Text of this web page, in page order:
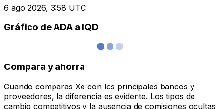
6 ago 2026, 3:58 UTC
Gráfico de ADA a IQD
Compara y ahorra
Cuando comparas Xe con los principales bancos y
proveedores, la diferencia es evidente. Los tipos de
cambio competitivos y la ausencia de comisiones ocultas